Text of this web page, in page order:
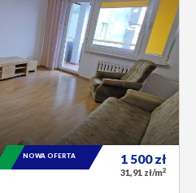
1 500zł
31,91 zł/m2
NOWA OFERTA